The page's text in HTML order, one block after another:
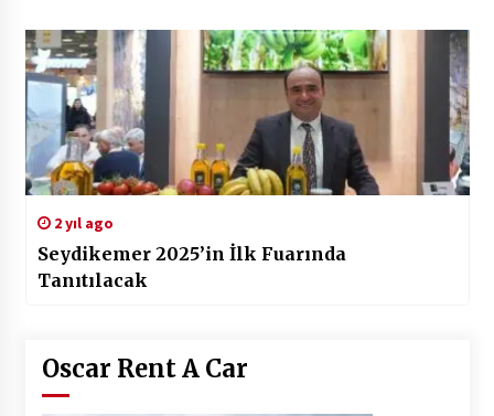
2 yıl ago
Seydikemer 2025’in İlk Fuarında
Tanıtılacak
Oscar Rent A Car